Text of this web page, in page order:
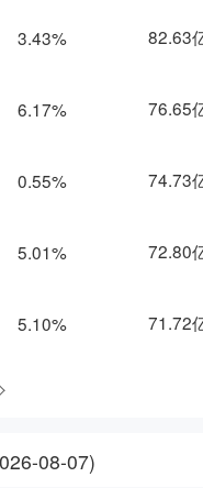
3.43% 82.63
6.17% 76.65
0.55% 74.73
5.01% 72.80
5.10% 71.72
08-07)